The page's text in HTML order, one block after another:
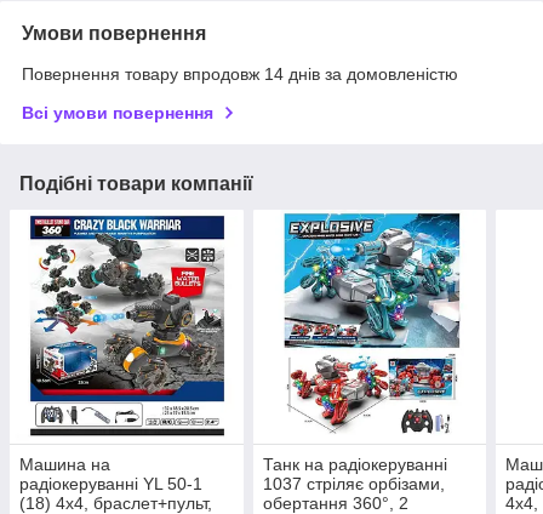
Умови повернення
Повернення товару впродовж 14 днів за домовленістю
Всі умови повернення
Подібні товари компанії
Машина на
радіокеруванні YL 50-1
(18) 4х4, браслет+пульт,
Танк на радіокеруванні
1037 стріляє орбізами,
обертання 360°, 2
4х4,